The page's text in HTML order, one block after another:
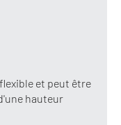
et peut être
hauteur